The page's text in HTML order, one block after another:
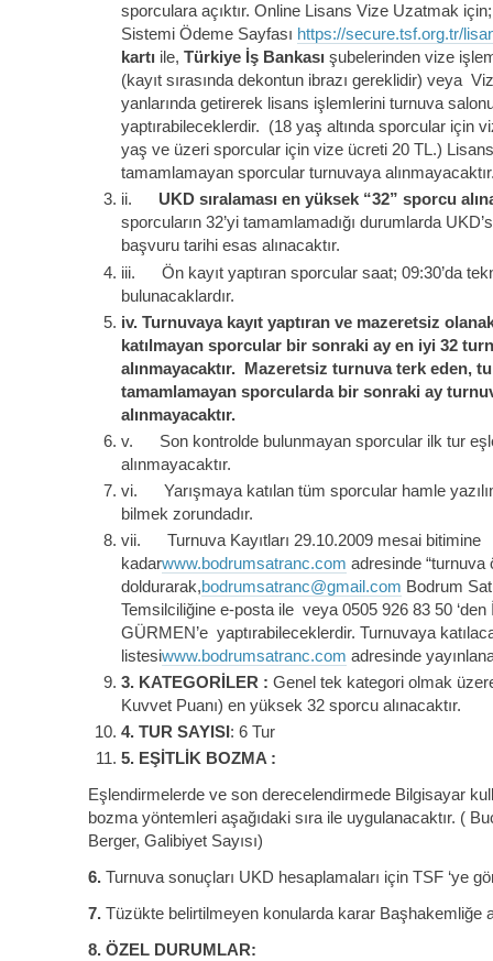
sporculara açıktır. Online Lisans Vize Uzatmak
Sistemi Ödeme Sayfası https://secure.tsf.org.tr/
kartı ile, Türkiye İş Bankası şubelerinden vize
(kayıt sırasında dekontun ibrazı gereklidir) veya
yanlarında getirerek lisans işlemlerini turnuva
yaptırabileceklerdir. (18 yaş altında sporcular için
yaş ve üzeri sporcular için vize ücreti 20 TL.)
tamamlamayan sporcular turnuvaya
ii. UKD sıralaması en yüksek “32” sporcu
sporcuların 32’yi tamamlamadığı durumlarda
başvuru tarihi esas alınacaktır.
iii. Ön kayıt yaptıran sporcular saat; 09:30’da
bulunacaklardır.
iv. Turnuvaya kayıt yaptıran ve mazeretsiz
katılmayan sporcular bir sonraki ay en iyi 32
alınmayacaktır. Mazeretsiz turnuva terk eden,
tamamlamayan sporcularda bir sonraki ay
alınmayacaktır.
v. Son kontrolde bulunmayan sporcular ilk tur
alınmayacaktır.
vi. Yarışmaya katılan tüm sporcular hamle
bilmek zorundadır.
vii. Turnuva Kayıtları 29.10.2009 mesai bitimine
kadarwww.bodrumsatranc.com adresinde “turnuva
doldurarak,bodrumsatranc@gmail.com Bodrum
Temsilciliğine e-posta ile veya 0505 926 83 50
GÜRMEN’e yaptırabileceklerdir. Turnuvaya
listesiwww.bodrumsatranc.com adresinde
3. KATEGORİLER : Genel tek kategori olmak
Kuvvet Puanı) en yüksek 32 sporcu alınacaktır.
4. TUR SAYISI: 6 Tur
5. EŞİTLİK BOZMA :
Eşlendirmelerde ve son derecelendirmede Bilgisayar
bozma yöntemleri aşağıdaki sıra ile uygulanacaktır. (
Berger, Galibiyet Sayısı)
6. Turnuva sonuçları UKD hesaplamaları için TSF ‘ye
7. Tüzükte belirtilmeyen konularda karar Başhakemliğe
8. ÖZEL DURUMLAR: